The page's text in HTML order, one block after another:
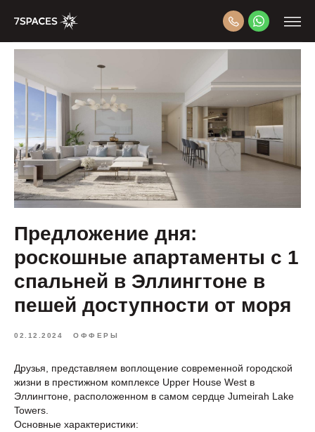
Предложение дня:
роскошные апартаменты с 1
спальней в Эллингтоне в
пешей доступности от моря
02.12.2024 ОФФЕРЫ
Друзья, представляем воплощение современной городской
жизни в престижном комплексе Upper House West в
Эллингтоне, расположенном в самом сердце Jumeirah Lake
Towers.
Основные характеристики: